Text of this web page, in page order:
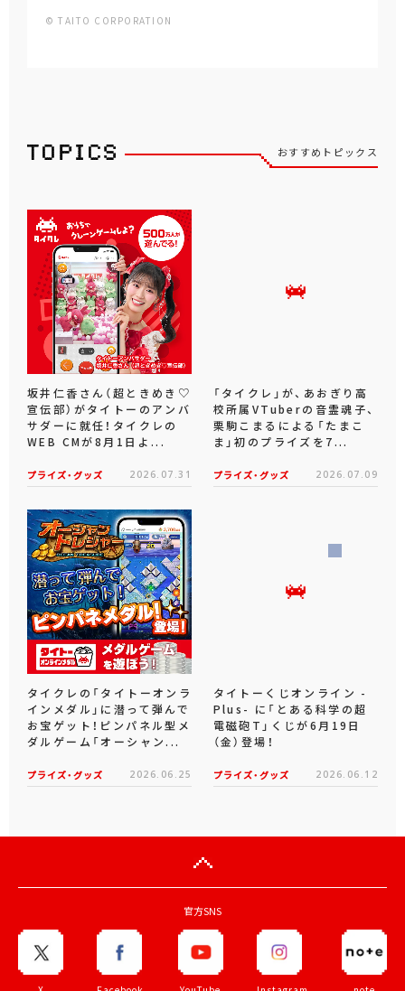
© TAITO CORPORATION
おすすめトピックス
坂井仁香さん（超ときめき♡
宣伝部）がタイトーのアンバ
サダーに就任！タイクレの
WEB CMが8月1日よ...
プライズ・グッズ 2026.07.31
「タイクレ」が、あおぎり高
校所属VTuberの音霊魂子、
栗駒こまるによる「たまこ
ま」初のプライズを7...
プライズ・グッズ 2026.07.09
タイクレの「タイトーオンラ
インメダル」に潜って弾んで
お宝ゲット！ピンパネル型メ
ダルゲーム「オーシャン...
プライズ・グッズ 2026.06.25
タイトーくじオンライン -
Plus- に「とある科学の超
電磁砲T」くじが6月19日
（金）登場！
プライズ・グッズ 2026.06.12
官方SNS